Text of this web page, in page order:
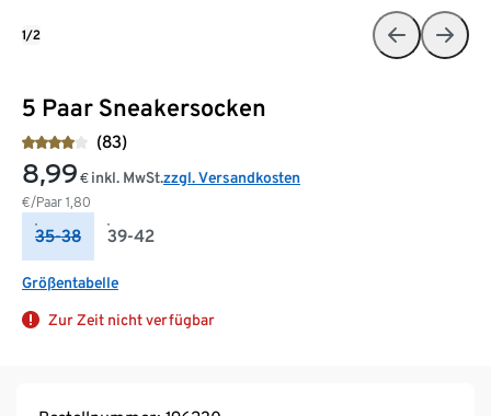
5 Paar Sneakersocken
(83)
8,99 €
€/Paar 1,80
inkl. MwSt.zzgl. Versandkosten
35-38 39-42
Größentabelle
Zur Zeit nicht verfügbar
1/2